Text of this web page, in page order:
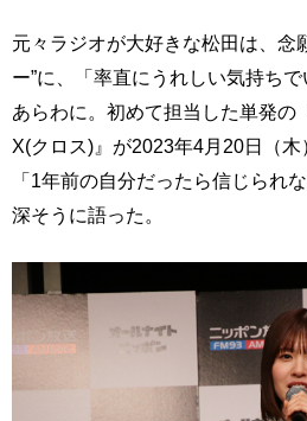
元々ラジオが大好きな松田は、念
ー”に、「率直にうれしい気持ち
あらわに。初めて担当した単発の
X(クロス)』が2023年4月20日（木
「1年前の自分だったら信じら
深そうに語った。